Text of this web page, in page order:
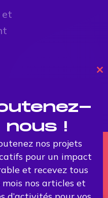
et
nous !
nos projets
pour un impact
et recevez tous
mois nos articles et